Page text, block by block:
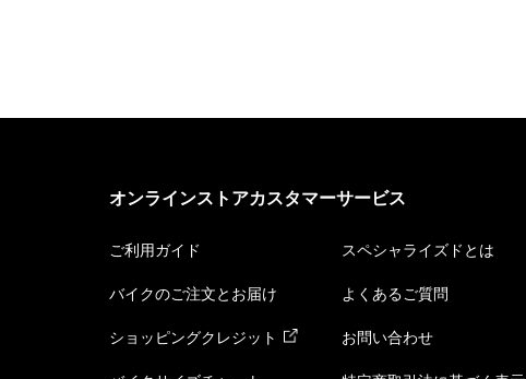
オンラインストアカスタマーサービス
ご利用ガイド
バイクのご注文とお届け
ショッピングクレジット
スペシャライズドとは
よくあるご質問
お問い合わせ